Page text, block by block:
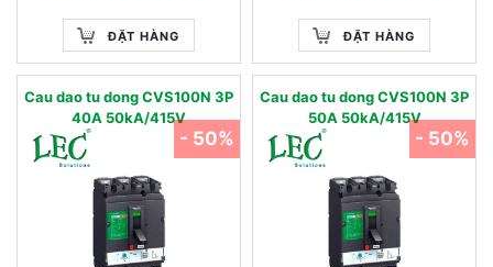
ĐẶT HÀNG ĐẶT HÀNG
Cau dao tu dong CVS100N 3P
40A 50kA/415V
- 50%
Cau dao tu dong CVS100N 3P
50A 50kA/415V
- 50%